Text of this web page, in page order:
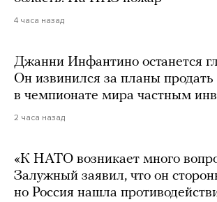
4 часа назад
Джанни Инфантино останется
Он извинился за планы
в чемпионате мира частным
2 часа назад
«К НАТО возникает много
Залужный заявил, что он
но Россия нашла